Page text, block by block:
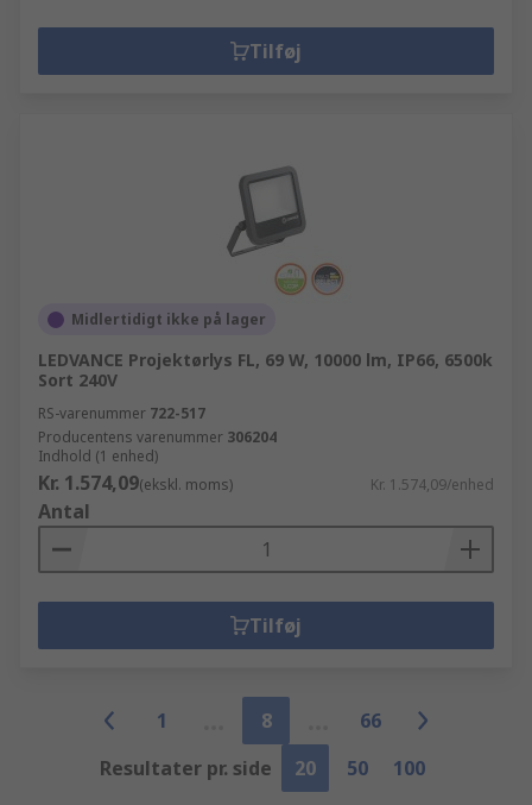
Tilføj
Midlertidigt ikke på lager
LEDVANCE Projektørlys FL, 69 W, 10000 lm, IP66, 6500k
Sort 240V
RS-varenummer 722-517
Producentens varenummer 306204
Indhold (1 enhed)
Kr. 1.574,09(ekskl. moms) Kr. 1.574,09/enhed
Antal
Tilføj
1 8
66
Resultater pr. side
20 50 100